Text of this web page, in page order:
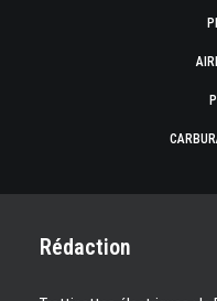
Rédaction